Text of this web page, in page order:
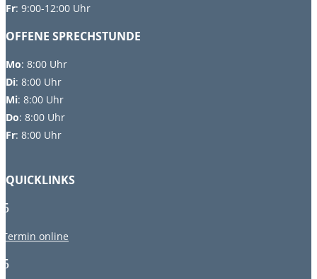
Fr: 9:00-12:00 Uhr
OFFENE SPRECHSTUNDE
Mo: 8:00 Uhr
Di: 8:00 Uhr
Mi: 8:00 Uhr
Do: 8:00 Uhr
Fr: 8:00 Uhr
QUICKLINKS
5
Termin online
5